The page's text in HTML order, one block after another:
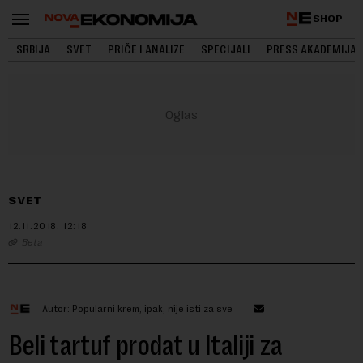
SHOP
SRBIJA SVET PRIČE I ANALIZE SPECIJALI PRESS AKADEMIJA
SVET
12.11.2018. 12:18
Beta
Autor: Popularni krem, ipak, nije isti za sve
Beli tartuf prodat u Italiji za